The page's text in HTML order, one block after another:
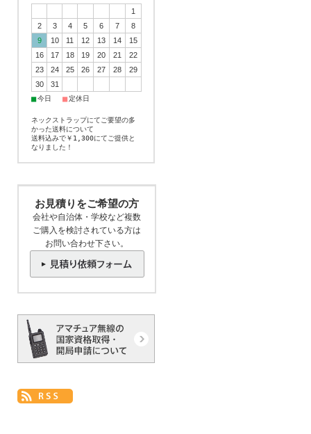
1
2
3 4 5 6 7
8
9
10 11 12 13 14
15
16
17 18 19 20 21
22
23
24 25 26 27 28
29
30
31
■今日 ■定休日
ネックストラップにてご要望の多
かった送料について
送料込みで￥1,300にてご提供と
なりました！
お見積りをご希望の方
会社や自治体・学校など複数
ご購入を検討されている方は
お問い合わせ下さい。